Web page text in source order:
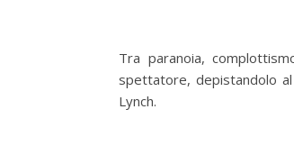
Tra paranoia,
spettatore, depistandolo
Lynch.